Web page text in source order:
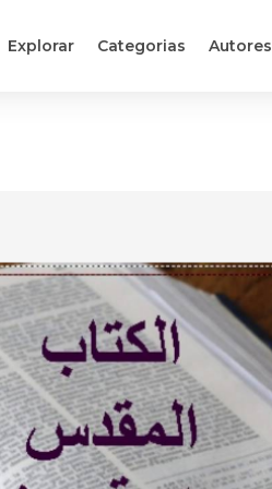
Explorar Categorias Autores